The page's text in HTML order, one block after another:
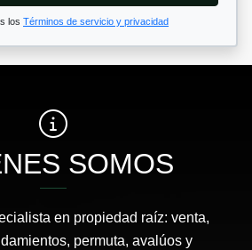
los Términos de servicio y privacidad
SOMOS
en propiedad raíz: venta,
permuta, avalúos y